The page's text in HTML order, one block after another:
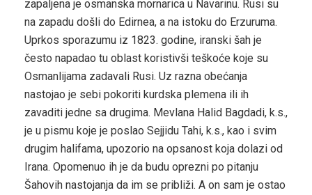
zapaljena je osmanska mornarica u Navarinu. Rusi su
na zapadu došli do Edirnea, a na istoku do Erzuruma.
Uprkos sporazumu iz 1823. godine, iranski šah je
često napadao tu oblast koristivši teškoće koje su
Osmanlijama zadavali Rusi. Uz razna obećanja
nastojao je sebi pokoriti kurdska plemena ili ih
zavaditi jedne sa drugima. Mevlana Halid Bagdadi, k.s.,
je u pismu koje je poslao Sejjidu Tahi, k.s., kao i svim
drugim halifama, upozorio na opsanost koja dolazi od
Irana. Opomenuo ih je da budu oprezni po pitanju
Šahovih nastojanja da im se približi. A on sam je ostao